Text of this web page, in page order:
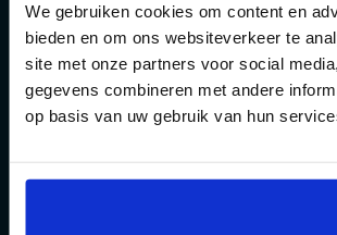
We gebruiken cookies om content en
bieden en om ons websiteverkeer te
site met onze partners voor social
gegevens combineren met andere
op basis van uw gebruik van hun
Delft
Den Bosch
Den Haag
Deventer
Dordrecht
6
examen